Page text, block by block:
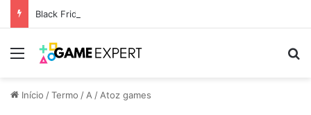
Black Friday: descontos incríveis em eletrônicos
Menu
Início /Termo / A / Atoz games